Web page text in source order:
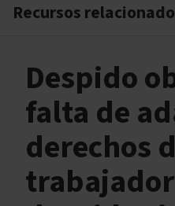
Despido
falta de
derechos
Recursos
Tipos y modelos de
Causas y motivos que
objetivo
Despido objetivo por
Despido objetivo por
Despido objetivo por